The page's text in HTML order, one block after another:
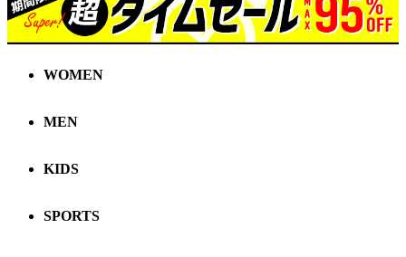
WOMEN
MEN
KIDS
SPORTS